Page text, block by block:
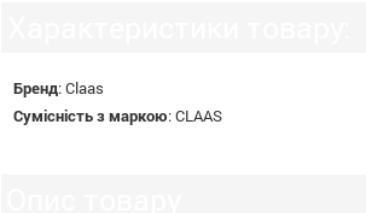
Бренд:Claas
Сумісність з маркою:CLAAS